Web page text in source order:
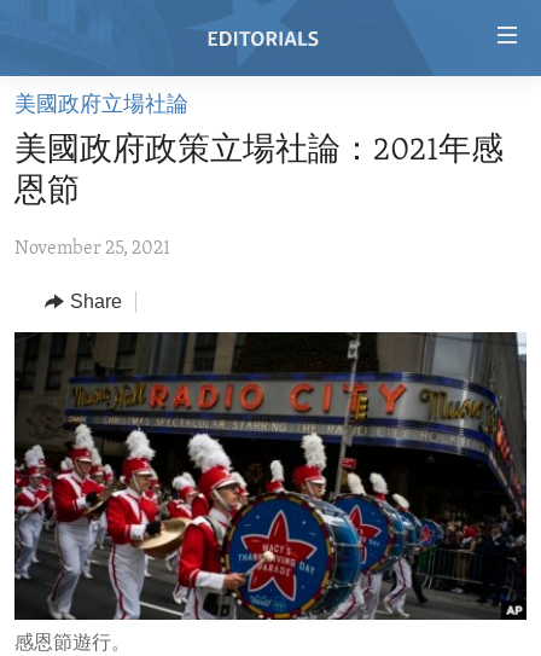
Skip
main
content
to
Navigation
Skip
Search
HOME
VIDEO
REGIONS
AFRICA
AMERICAS
ASIA
EUROPE
MIDDLE EAST
TOPICS
HUMAN RIGHTS
SECURITY AND DEFENSE
AID AND DEVELOPMENT
DEMOCRACY AND GOVERNANCE
ECONOMY AND TRADE
ENVIRONMENT AND HEALTH
IDEALS AND INSTITUTIONS
ARCHIVE
ABOUT US
FOLLOW US
美國政府立場社論
美國政府政策立場社論：2021年感
恩節
November 25, 2021
Share
感恩節遊行。